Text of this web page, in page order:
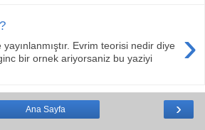
›
Evrim teorisi nedir diye
bir ornek ariyorsaniz bu yaziyi
›
Ana Sayfa